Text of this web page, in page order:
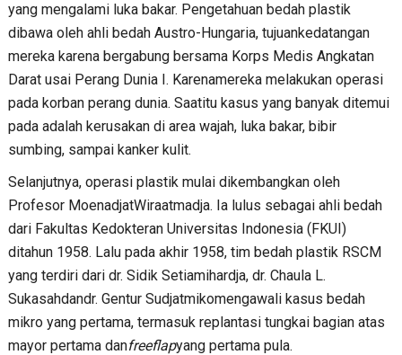
yang mengalami luka bakar. Pengetahuan bedah plastik
dibawa oleh ahli bedah Austro-Hungaria, tujuankedatangan
mereka karena bergabung bersama Korps Medis Angkatan
Darat usai Perang Dunia I. Karenamereka melakukan operasi
pada korban perang dunia. Saatitu kasus yang banyak ditemui
pada adalah kerusakan di area wajah, luka bakar, bibir
sumbing, sampai kanker kulit.
Selanjutnya, operasi plastik mulai dikembangkan oleh
Profesor MoenadjatWiraatmadja. Ia lulus sebagai ahli bedah
dari Fakultas Kedokteran Universitas Indonesia (FKUI)
ditahun 1958. Lalu pada akhir 1958, tim bedah plastik RSCM
yang terdiri dari dr. Sidik Setiamihardja, dr. Chaula L.
Sukasahdandr. Gentur Sudjatmikomengawali kasus bedah
mikro yang pertama, termasuk replantasi tungkai bagian atas
mayor pertama danfreeflapyang pertama pula.